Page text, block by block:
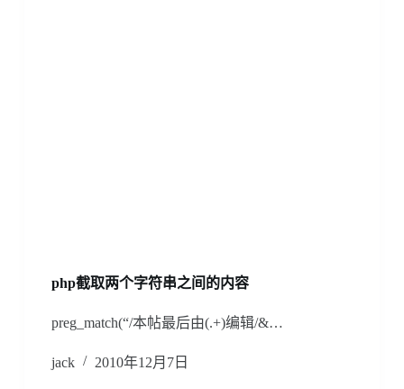
php截取两个字符串之间的内容
preg_match(“/本帖最后由(.+)编辑/&…
jack 2010年12月7日